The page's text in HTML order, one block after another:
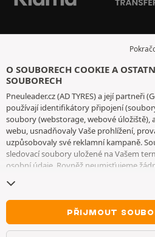
O SOUBORECH COOKIE A
SOUBORECH
Pneuleader.cz (AD TYRES) a její partneři
používají identifikátory připojení
soubory (webstorage, webové úložiště),
webu, usnadňovaly Vaše prohlížení,
uzpůsobovaly své reklamní kampaně.
sledovací soubory uložené na Vašem
osobní údaje. Rovněž neumisťujeme
vyjma těch, které jsou nezbytné pro
uchováváme po dobu 6 měsíců. Svůj
stránce souborů cookie a ostatních
rozhodnout, že budete pokračovat v
ukládání souborů cookie nebo jiných
PŘIJMOUT